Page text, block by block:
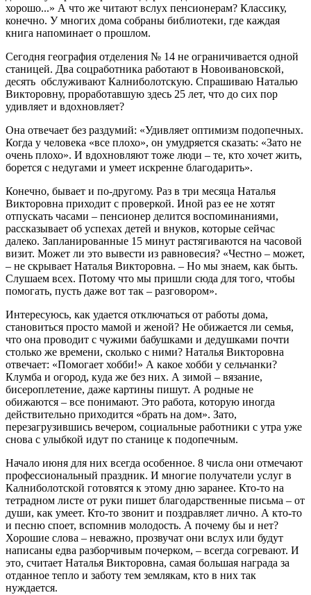
хорошо...» А что же читают вслух пенсионерам? Классику,
конечно. У многих дома собраны библиотеки, где каждая
книга напоминает о прошлом.
Сегодня география отделения № 14 не ограничивается одной
станицей. Два соцработника работают в Новоивановской,
десять обслуживают Калниболотскую. Спрашиваю Наталью
Викторовну, проработавшую здесь 25 лет, что до сих пор
удивляет и вдохновляет?
Она отвечает без раздумий: «Удивляет оптимизм подопечных.
Когда у человека «все плохо», он умудряется сказать: «Зато не
очень плохо». И вдохновляют тоже люди – те, кто хочет жить,
борется с недугами и умеет искренне благодарить».
Конечно, бывает и по-другому. Раз в три месяца Наталья
Викторовна приходит с проверкой. Иной раз ее не хотят
отпускать часами – пенсионер делится воспоминаниями,
рассказывает об успехах детей и внуков, которые сейчас
далеко. Запланированные 15 минут растягиваются на часовой
визит. Может ли это вывести из равновесия? «Честно – может,
– не скрывает Наталья Викторовна. – Но мы знаем, как быть.
Слушаем всех. Потому что мы пришли сюда для того, чтобы
помогать, пусть даже вот так – разговором».
Интересуюсь, как удается отключаться от работы дома,
становиться просто мамой и женой? Не обижается ли семья,
что она проводит с чужими бабушками и дедушками почти
столько же времени, сколько с ними? Наталья Викторовна
отвечает: «Помогает хобби!» А какое хобби у сельчанки?
Клумба и огород, куда же без них. А зимой – вязание,
бисероплетение, даже картины пишут. А родные не
обижаются – все понимают. Это работа, которую иногда
действительно приходится «брать на дом». Зато,
перезагрузившись вечером, социальные работники с утра уже
снова с улыбкой идут по станице к подопечным.
Начало июня для них всегда особенное. 8 числа они отмечают
профессиональный праздник. И многие получатели услуг в
Калниболотской готовятся к этому дню заранее. Кто-то на
тетрадном листе от руки пишет благодарственные письма – от
души, как умеет. Кто-то звонит и поздравляет лично. А кто-то
и песню споет, вспомнив молодость. А почему бы и нет?
Хорошие слова – неважно, прозвучат они вслух или будут
написаны едва разборчивым почерком, – всегда согревают. И
это, считает Наталья Викторовна, самая большая награда за
отданное тепло и заботу тем землякам, кто в них так
нуждается.